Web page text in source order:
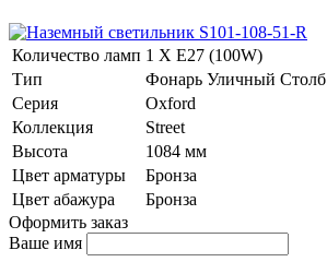
Количество ламп 1 Х E27 (100W)
Тип
Фонарь Уличный Столб
Серия
Oxford
Коллекция
Street
Высота
1084 мм
Цвет арматуры
Бронза
Цвет абажура
Бронза
Оформить заказ
Ваше имя